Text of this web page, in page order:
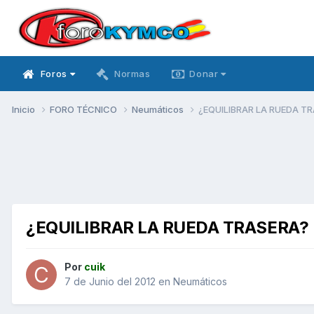
Foros Normas Donar
Inicio FORO TÉCNICO Neumáticos ¿EQUILIBRAR LA RUEDA
¿EQUILIBRAR LA RUEDA TRASERA?
Por cuik
7 de Junio del 2012 en Neumáticos